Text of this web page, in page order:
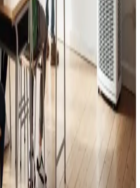
i skoler og institutioner